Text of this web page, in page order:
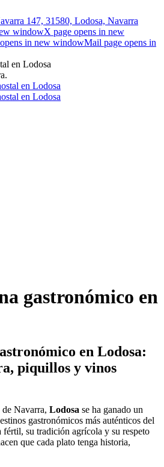
147, 31580, Lodosa, Navarra
windowX page opens in new
in new windowMail page opens in
en Lodosa
gastronómico en
en Lodosa:
piquillos y vinos
Navarra, Lodosa se ha ganado un
gastronómicos más auténticos del
fértil, su tradición agrícola y su respeto
que cada plato tenga historia,